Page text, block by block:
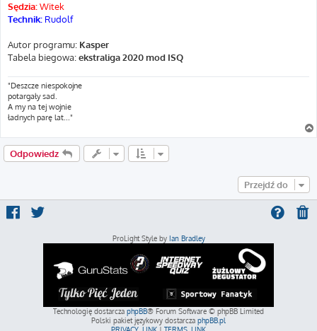
Sędzia:Witek
Technik: Rudolf
Autor programu: Kasper
Tabela biegowa:ekstraliga 2020 mod ISQ
"Deszcze niespokojne
potargały sad.
A my na tej wojnie
ładnych parę lat..."
Odpowiedz
Przejdź do
ProLight Style by Ian Bradley
Technologię dostarcza phpBB® Forum Software © phpBB Limited
Polski pakiet językowy dostarcza phpBB.pl